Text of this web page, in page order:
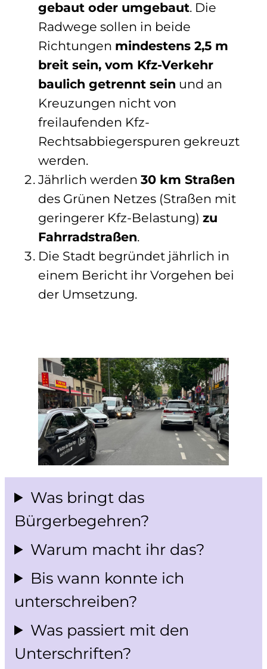
gebaut oder umgebaut. Die
Radwege sollen in beide
Richtungen mindestens 2,5 m
breit sein, vom Kfz-Verkehr
baulich getrennt sein und an
Kreuzungen nicht von
freilaufenden Kfz-
Rechtsabbiegerspuren gekreuzt
werden.
Jährlich werden 30 km Straßen
des Grünen Netzes (Straßen mit
geringerer Kfz-Belastung) zu
Fahrradstraßen.
Die Stadt begründet jährlich in
einem Bericht ihr Vorgehen bei
der Umsetzung.
Was bringt das
Bürgerbegehren?
Warum macht ihr das?
Bis wann konnte ich
unterschreiben?
Was passiert mit den
Unterschriften?